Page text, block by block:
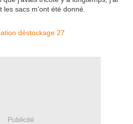
sacs m'ont été donné.
Publicité